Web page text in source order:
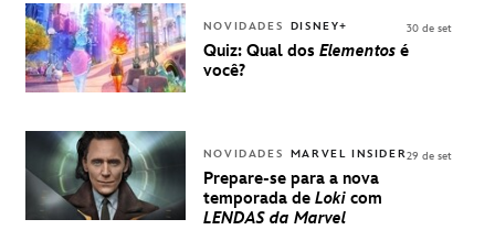
DISNEY
NOVIDADES DISNEY+
Quiz: Qual dos Elementos é
você?
30 de set
NOVIDADES MARVEL INSIDER
Prepare-se para a nova
temporada de Loki com
LENDAS da Marvel
29 de set